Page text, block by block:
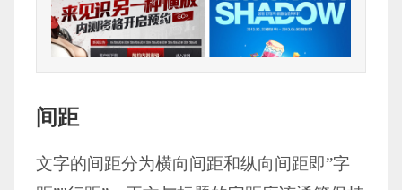
间距
文字的间距分为横向间距和纵向间距即”字